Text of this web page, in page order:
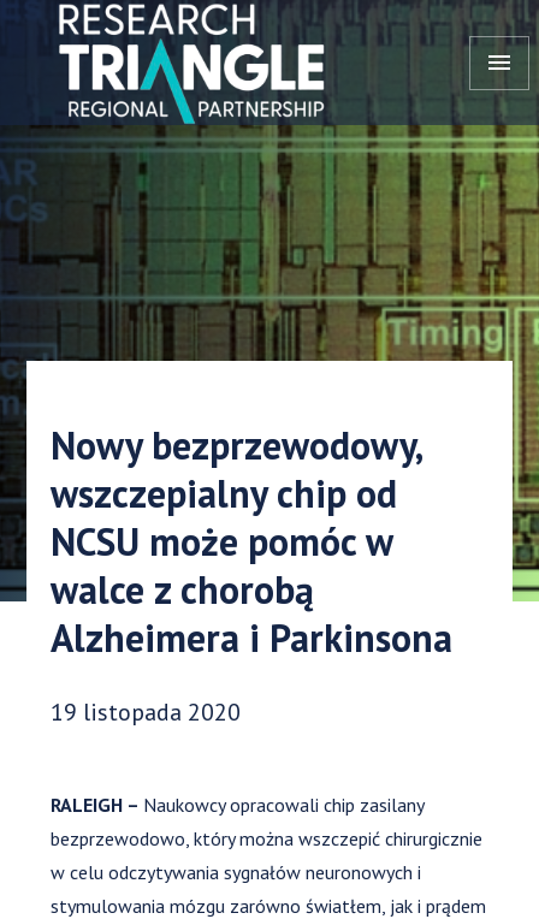
Przejdź do treści
menu
Nowy bezprzewodowy,
wszczepialny chip od
NCSU może pomóc w
walce z chorobą
Alzheimera i Parkinsona
Data opublikowania:
19 listopada 2020
RALEIGH – Naukowcy opracowali chip zasilany
bezprzewodowo, który można wszczepić chirurgicznie
w celu odczytywania sygnałów neuronowych i
stymulowania mózgu zarówno światłem, jak i prądem